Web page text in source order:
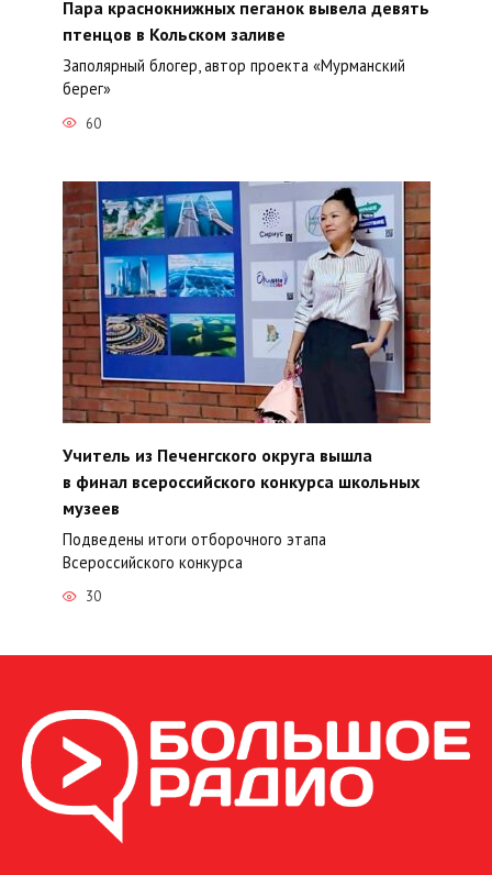
Пара краснокнижных пеганок вывела девять
птенцов в Кольском заливе
Заполярный блогер, автор проекта «Мурманский
берег»
60
Учитель из Печенгского округа вышла
в финал всероссийского конкурса школьных
музеев
Подведены итоги отборочного этапа
Всероссийского конкурса
30